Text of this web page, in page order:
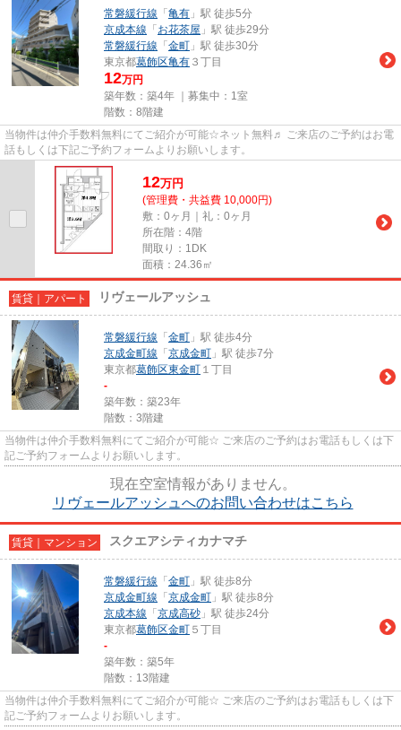
常磐緩行線 「 亀有 」駅 徒歩5分
京成本線 「 お花茶屋 」駅 徒歩29分
常磐緩行線 「 金町 」駅 徒歩30分
東京都葛飾区亀有 ３丁目
12万円
築年数：築4年 ｜募集中： 1室
階数：8階建
当物件は仲介手数料無料にてご紹介が可能☆ネット無料♬ ご来店のご予約はお電
話もしくは下記ご予約フォームよりお願いします。
12万円
(管理費・共益費 10,000円)
敷：0ヶ月｜礼：0ヶ月
所在階：4階
間取り：1DK
面積：24.36㎡
賃貸｜アパート リヴェールアッシュ
常磐緩行線 「 金町 」駅 徒歩4分
京成金町線 「 京成金町 」駅 徒歩7分
東京都葛飾区東金町 １丁目
-
築年数：築23年
階数：3階建
当物件は仲介手数料無料にてご紹介が可能☆ ご来店のご予約はお電話もしくは下
記ご予約フォームよりお願いします。
現在空室情報がありません。
リヴェールアッシュへのお問い合わせはこちら
賃貸｜マンション スクエアシティカナマチ
常磐緩行線 「 金町 」駅 徒歩8分
京成金町線 「 京成金町 」駅 徒歩8分
京成本線 「 京成高砂 」駅 徒歩24分
東京都葛飾区金町 ５丁目
-
築年数：築5年
階数：13階建
当物件は仲介手数料無料にてご紹介が可能☆ ご来店のご予約はお電話もしくは下
記ご予約フォームよりお願いします。